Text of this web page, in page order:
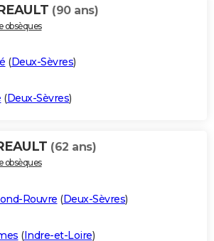
(90 ans)
obsèques
(Deux-Sèvres)
(Deux-Sèvres)
(62 ans)
obsèques
Rouvre (Deux-Sèvres)
(Indre-et-Loire)